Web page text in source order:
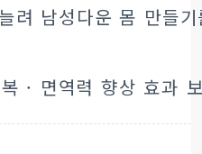
려 남성다운 몸 만들
· 면역력 향상 효과